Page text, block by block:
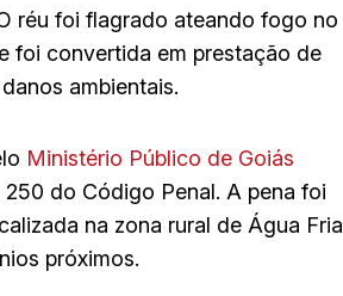
réu foi flagrado ateando fogo no
foi convertida em prestação de
ambientais.
Ministério Público de Goiás
do Código Penal. A pena foi
na zona rural de Água Fria
próximos.